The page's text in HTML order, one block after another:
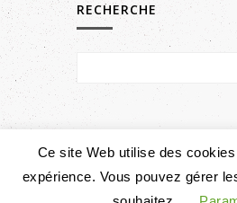
RECHERCHE
© Copyright 2026 Perspective Habiter
Ce site Web utilise des
expérience. Vous pouvez gérer